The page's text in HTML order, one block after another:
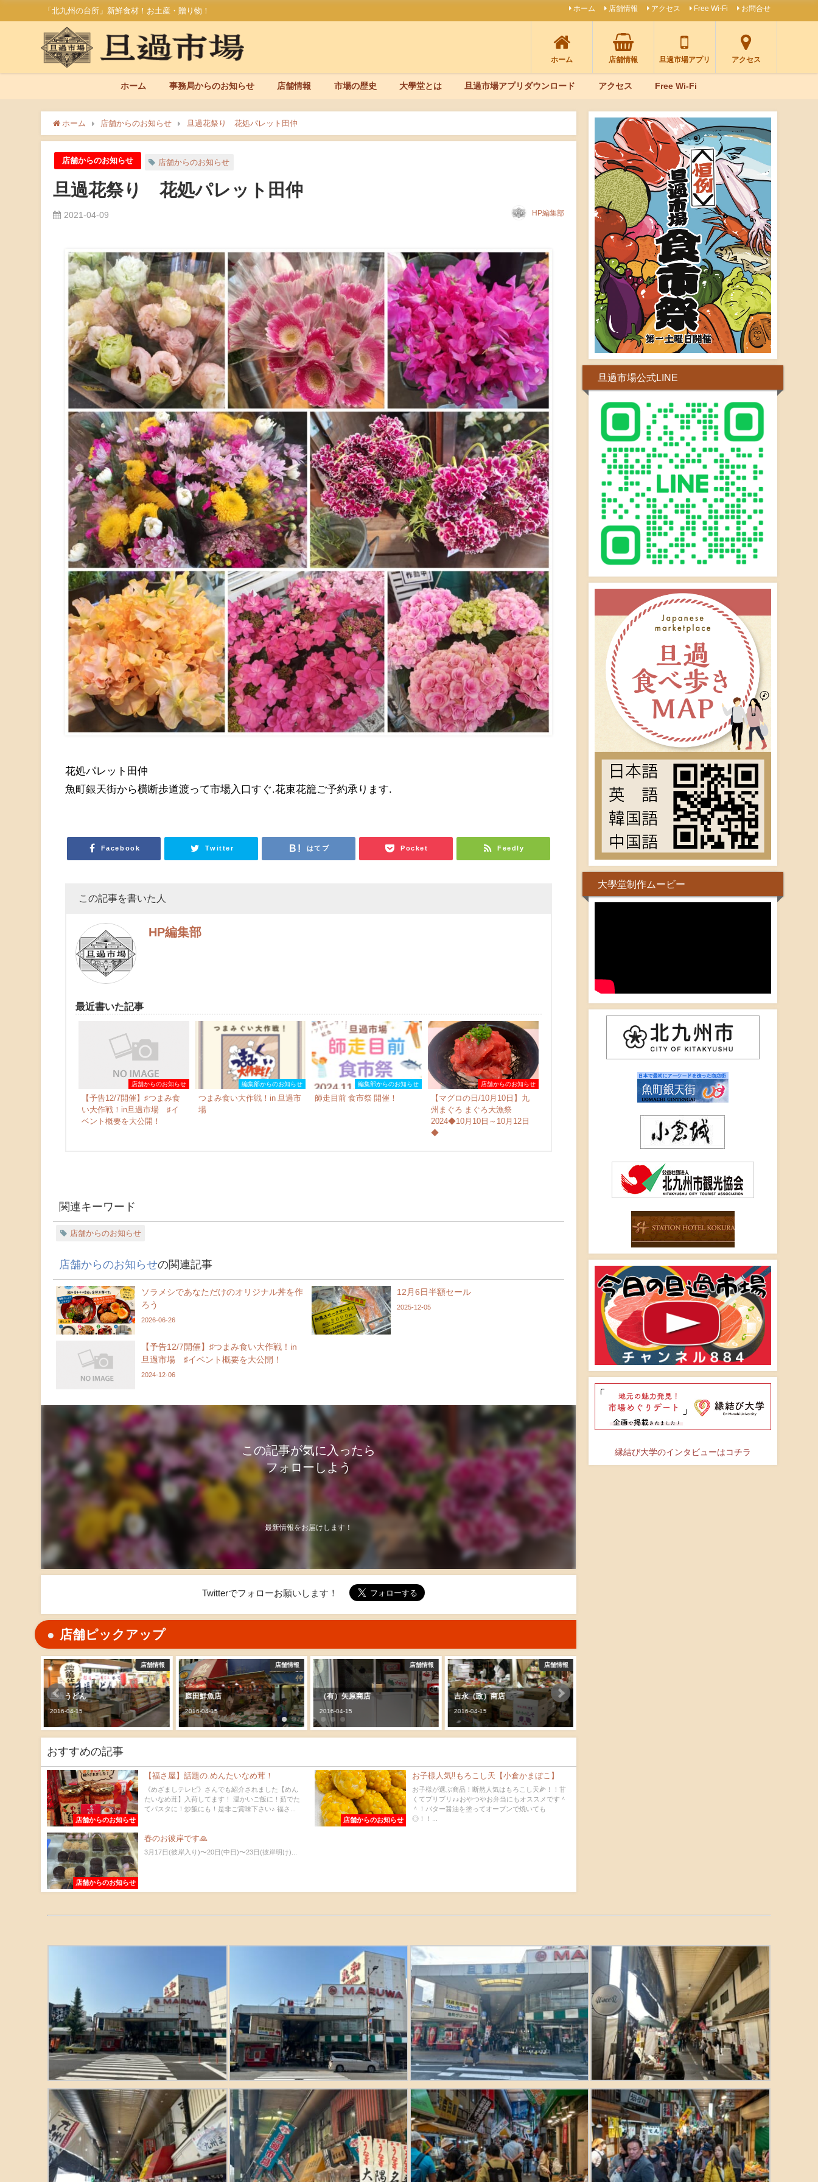
「北九州の台所」新鮮食材！お土産・贈り物！ ホーム 店舗情報 アクセス Free Wi-Fi お問合せ
ホーム 店舗情報 旦過市場アプリ アクセス
ホーム 事務局からのお知らせ 店舗情報 市場の歴史 大學堂とは 旦過市場アプリダウンロード アクセス Free Wi-Fi
ホーム 店舗からのお知らせ 旦過花祭り 花処パレット田仲
店舗からのお知らせ 店舗からのお知らせ
旦過花祭り 花処パレット田仲
2021-04-09 HP編集部
花処パレット田仲
魚町銀天街から横断歩道渡って市場入口すぐ.花束花籠ご予約承ります.
Facebook Twitter はてブ Pocket Feedly
この記事を書いた人
HP編集部
最近書いた記事
店舗からのお知らせ
【予告12/7開催】♯つまみ食
い大作戦！in旦過市場 ♯イ
ベント概要を大公開！
編集部からのお知らせ
つまみ食い大作戦！in 旦過市
場
編集部からのお知らせ
師走目前 食市祭 開催！
店舗からのお知らせ
【マグロの日/10月10日】九
州まぐろ まぐろ大漁祭
2024◆10月10日～10月12日
◆
関連キーワード
店舗からのお知らせ
店舗からのお知らせの関連記事
ソラメシであなただけのオリジナル丼を作
ろう
2026-06-26
12月6日半額セール
2025-12-05
【予告12/7開催】♯つまみ食い大作戦！in
旦過市場 ♯イベント概要を大公開！
2024-12-06
この記事が気に入ったら
フォローしよう
最新情報をお届けします！
Twitterでフォローお願いします！
店舗ピックアップ
店舗情報
旦過うどん
2016-04-15
店舗情報
庭田鮮魚店
2016-04-15
店舗情報
（有）矢原商店
2016-04-15
店舗情報
吉永（政）商店
2016-04-15
おすすめの記事
店舗からのお知らせ
【福さ屋】話題の.めんたいなめ茸！
《めざましテレビ》さんでも紹介されました【めん
たいなめ茸】入荷してます！ 温かいご飯に！茹でた
てパスタに！炒飯にも！是非ご賞味下さい♪ 福さ...
店舗からのお知らせ
お子様人気‼︎もろこし天【小倉かまぼこ】
お子様が選ぶ商品！断然人気はもろこし天🌽！！甘
くてプリプリ♪♪おやつやお弁当にもオススメです＾
＾！バター醤油を塗ってオーブンで焼いても
◎！！...
店舗からのお知らせ
春のお彼岸です🙏
3月17日(彼岸入り)〜20日(中日)〜23日(彼岸明け)...
旦過市場公式LINE
大學堂制作ムービー
縁結び大学のインタビューはコチラ